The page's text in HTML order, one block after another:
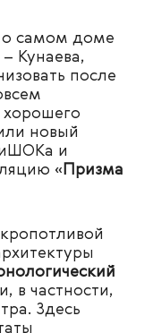
о самом доме
Кунаева,
после
хорошего
новый
и
« Призма
в частности,
Здесь